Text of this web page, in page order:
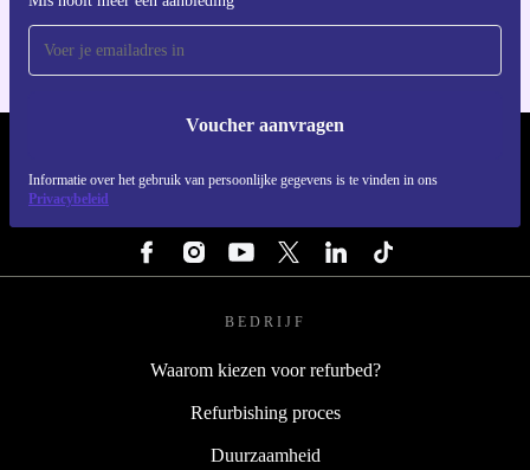
Voucher aanvragen
Informatie over het gebruik van persoonlijke gegevens is te vinden in ons
Privacybeleid
BEDRIJF
Waarom kiezen voor refurbed?
Refurbishing proces
Duurzaamheid